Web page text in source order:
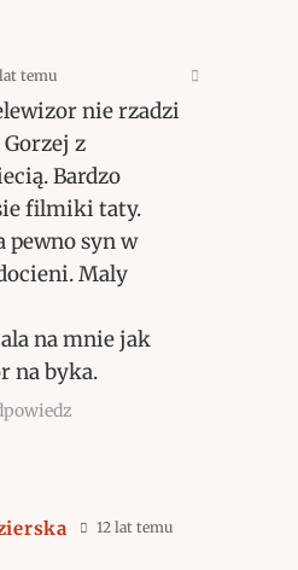
temu
nie rzadzi
z
Bardzo
filmiki taty.
pewno syn w
Maly
na mnie jak
na byka.
12 lat temu